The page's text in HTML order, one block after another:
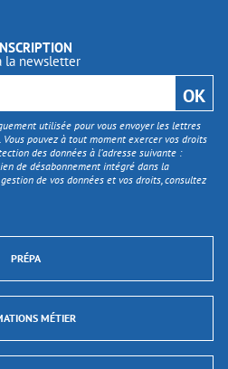
la newsletter
utilisée pour vous envoyer les lettres
Vous pouvez à tout moment exercer vos droits
des données à l’adresse suivante :
de désabonnement intégré dans la
de vos données et vos droits, consultez
PRÉPA
MÉTIER